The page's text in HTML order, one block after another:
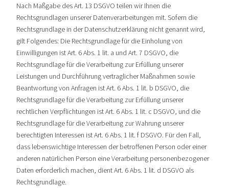
Nach Maßgabe des Art. 13 DSGVO teilen wir Ihnen die
Rechtsgrundlagen unserer Datenverarbeitungen mit. Sofern die
Rechtsgrundlage in der Datenschutzerklärung nicht genannt wird,
gilt Folgendes: Die Rechtsgrundlage für die Einholung von
Einwilligungen ist Art. 6 Abs. 1 lit. a und Art. 7 DSGVO, die
Rechtsgrundlage für die Verarbeitung zur Erfüllung unserer
Leistungen und Durchführung vertraglicher Maßnahmen sowie
Beantwortung von Anfragen ist Art. 6 Abs. 1 lit. b DSGVO, die
Rechtsgrundlage für die Verarbeitung zur Erfüllung unserer
rechtlichen Verpflichtungen ist Art. 6 Abs. 1 lit. c DSGVO, und die
Rechtsgrundlage für die Verarbeitung zur Wahrung unserer
berechtigten Interessen ist Art. 6 Abs. 1 lit. f DSGVO. Für den Fall,
dass lebenswichtige Interessen der betroffenen Person oder einer
anderen natürlichen Person eine Verarbeitung personenbezogener
Daten erforderlich machen, dient Art. 6 Abs. 1 lit. d DSGVO als
Rechtsgrundlage.